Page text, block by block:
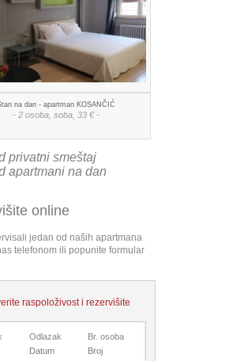
na dan - apartman KOSANČIĆ
- 2 osoba, soba, 33 € -
privatni smeštaj
apartmani na dan
online
jedan od naših apartmana
telefonom ili popunite formular
raspoloživost i rezervišite
Odlazak Br. osoba